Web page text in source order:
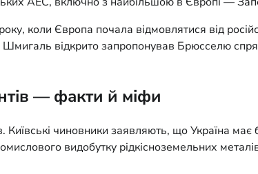
коли Європа почала відмовлятися від
відкрито запропонував Брюсселю
— факти й міфи
чиновники заявляють, що Україна має
видобутку рідкісноземельних